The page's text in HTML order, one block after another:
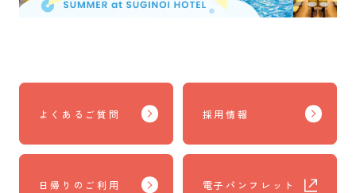
よくあるご質問 採用情報
日帰りのご利用 電子パンフレット